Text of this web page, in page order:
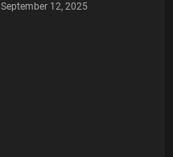
September 12, 2025